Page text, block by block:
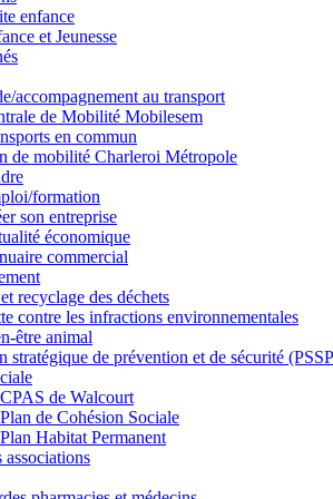
enfance
et Jeunesse
accompagnement au transport
de Mobilité Mobilesem
en commun
de mobilité Charleroi Métropole
formation
son entreprise
économique
commercial
recyclage des déchets
contre les infractions environnementales
être animal
stratégique de prévention et de sécurité
de Walcourt
de Cohésion Sociale
Habitat Permanent
associations